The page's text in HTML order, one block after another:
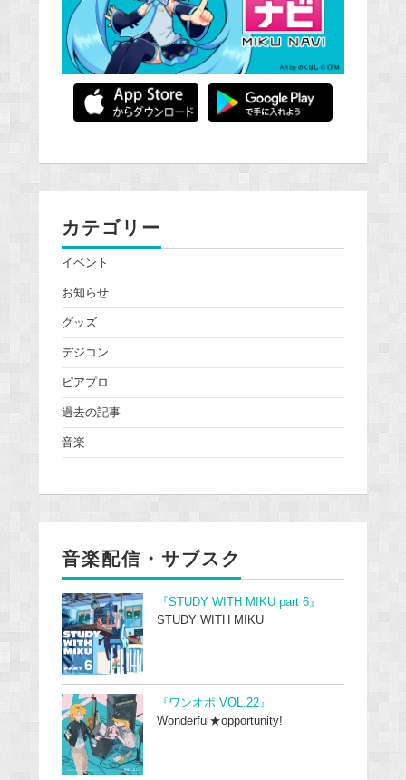
カテゴリー
イベント
お知らせ
グッズ
デジコン
ピアプロ
過去の記事
音楽
音楽配信・サブスク
『STUDY WITH MIKU part 6』
STUDY WITH MIKU
『ワンオポ VOL.22』
Wonderful★opportunity!